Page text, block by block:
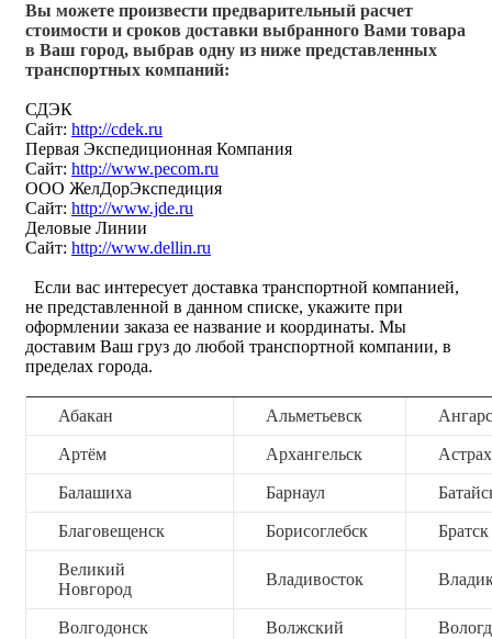
Вы можете произвести предварительный расчет
стоимости и сроков доставки выбранного Вами товара
в Ваш город, выбрав одну из ниже представленных
транспортных компаний:
СДЭК
Сайт: http://cdek.ru
Первая Экспедиционная Компания
Сайт: http://www.pecom.ru
ООО ЖелДорЭкспедиция
Сайт: http://www.jde.ru
Деловые Линии
Сайт: http://www.dellin.ru
Если вас интересует доставка транспортной компанией,
не представленной в данном списке, укажите при
оформлении заказа ее название и координаты. Мы
доставим Ваш груз до любой транспортной компании, в
пределах города.
Абакан Альметьевск
Артём Архангельск
Балашиха Барнаул
Благовещенск Борисоглебск Братск
Великий
Новгород
Владивосток
Волгодонск Волжский